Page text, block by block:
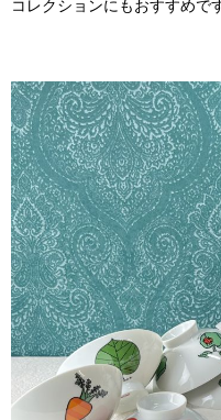
コレクションにもおすすめです